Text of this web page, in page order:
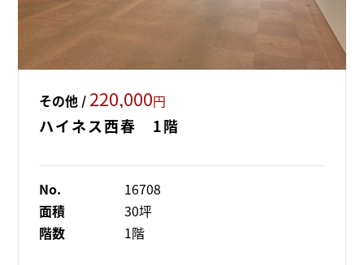
その他 / 220,000円
ハイネス西春 1階
No.
16708
面積
30坪
階数
1階